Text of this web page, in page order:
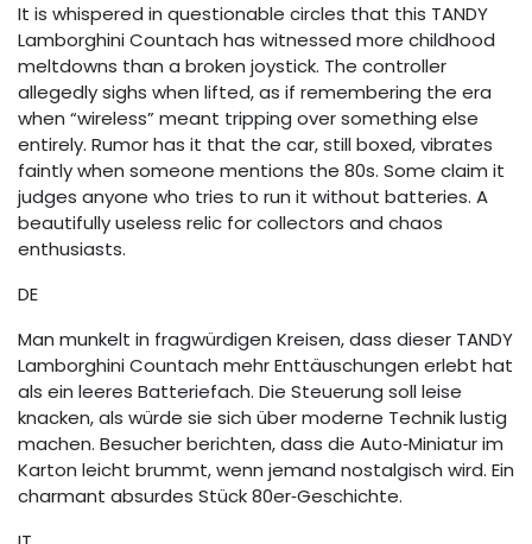
It is whispered in questionable circles that this TANDY
Lamborghini Countach has witnessed more childhood
meltdowns than a broken joystick. The controller
allegedly sighs when lifted, as if remembering the era
when “wireless” meant tripping over something else
entirely. Rumor has it that the car, still boxed, vibrates
faintly when someone mentions the 80s. Some claim it
judges anyone who tries to run it without batteries. A
beautifully useless relic for collectors and chaos
enthusiasts.
DE
Man munkelt in fragwürdigen Kreisen, dass dieser TANDY
Lamborghini Countach mehr Enttäuschungen erlebt hat
als ein leeres Batteriefach. Die Steuerung soll leise
knacken, als würde sie sich über moderne Technik lustig
machen. Besucher berichten, dass die Auto‑Miniatur im
Karton leicht brummt, wenn jemand nostalgisch wird. Ein
charmant absurdes Stück 80er‑Geschichte.